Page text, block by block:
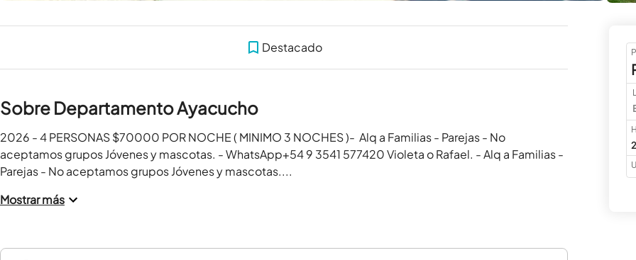
Destacado
Sobre Departamento Ayacucho
2026 - 4 PERSONAS $70000 POR NOCHE ( MINIMO 3 NOCHES )-  Alq a Familias - Parejas - No
aceptamos grupos Jóvenes y mascotas. - WhatsApp+54 9 3541 577420 Violeta o Rafael. - Alq a Familias -
Parejas - No aceptamos grupos Jóvenes y mascotas....
Mostrar más